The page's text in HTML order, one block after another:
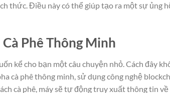
thức. Điều này có thể giúp tạo ra một sự ủng
Phê Thông Minh
kể cho bạn một câu chuyện nhỏ. Cách đây
cà phê thông minh, sử dụng công nghệ
cà phê, máy sẽ tự động truy xuất thông tin về